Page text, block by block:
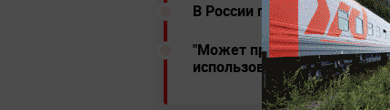
В России предложили
"Может привести к гибели":
использования